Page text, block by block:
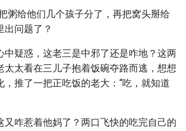
粥给他们几个孩子分了，再把窝头掰给
出问题了？
中疑惑，这老三是中邪了还是咋地？这两
太太看在三儿子抱着饭碗夺路而逃，想想
，推了一把正吃饭的老大：“吃，就知道
又咋惹着他妈了？两口飞快的吃完自己的